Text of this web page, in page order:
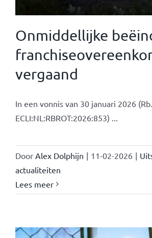
Onmiddellijke
vergaand
In een vonnis van 30 januari 2026
ECLI:NL:RBROT:2026:853) ...
Door Alex Dolphijn | 11-02-2026 |
actualiteiten
Lees meer